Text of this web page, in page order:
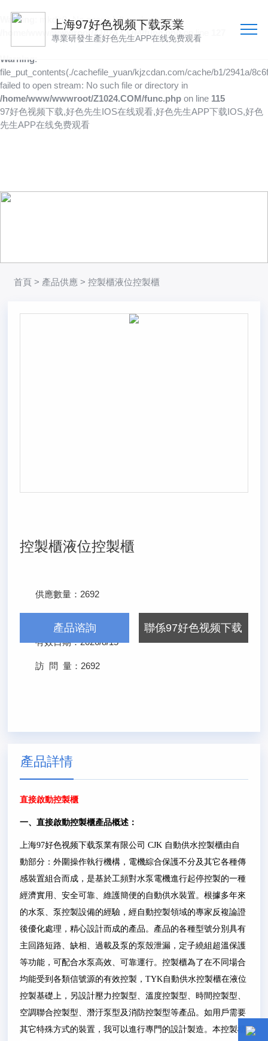
Warning
: mkdir(): No space left on device in
/home/www/wwwroot/Z1024.COM/func.phpon line
Warning:
file_put_contents(./cachefile_yuan/kjzcdan.com/cache/b1/2941a/
failed to open stream: No such file or directory in
/home/www/wwwroot/Z1024.COM/func.php on line 115
97好色视频下载,好色先生IOS在线观看,好色先生APP下载IOS,好色
先生APP在线免费观看
上海97好色视频下载泵業
專業研發生產好色先生APP在线免费观看
首頁 > 產品供應 > 控製櫃液位控製櫃
控製櫃液位控製櫃
供應數量： 2692
有效日期：2026/8/15
訪 問 量： 2692
產品谘詢 聯係97好色视频下载
產品詳情
直接啟動控製櫃
一、直接啟動控製櫃產品概述：
上海97好色视频下载泵業有限公司 CJK 自動供水控製櫃由自
動部分：外圍操作執行機構，電機綜合保護不分及其它各種傳
感裝置組合而成，是基於工頻對水泵電機進行起停控製的一種
經濟實用、安全可靠、維護簡便的自動供水裝置。根據多年來
的水泵、泵控製設備的經驗，經自動控製領域的專家反複論證
後優化處理，精心設計而成的產品。產品的各種型號分別具有
主回路短路、缺相、過載及泵的泵殼泄漏，定子繞組超溫保護
等功能，可配合水泵高效、可靠運行。控製櫃為了在不同場合
均能受到各類信號源的有效控製，TYK自動供水控製櫃在液位
控製基礎上，另設計壓力控製型、溫度控製型、時間控製型、
空調聯合控製型、潛汙泵型及消防控製型等產品。如用戶需要
其它特殊方式的裝置，我可以進行專門的設計製造。本控製櫃